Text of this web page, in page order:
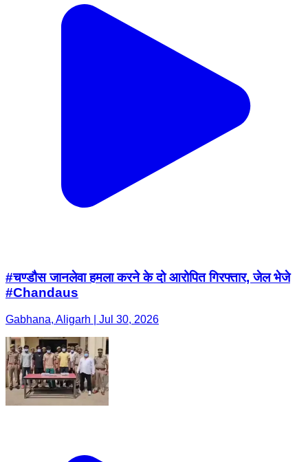
#चण्डौस जानलेवा हमला करने के दो आरोपित गिरफ्तार, जेल भेजे
#Chandaus
Gabhana, Aligarh | Jul 30, 2026